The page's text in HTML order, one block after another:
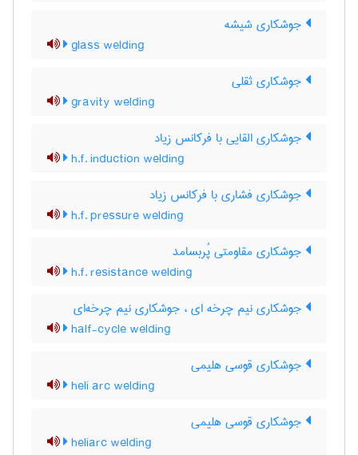
جوشکاری شیشه
glass welding
جوشکاری ثقلی
gravity welding
جوشکاری القایی با فرکانس زیاد
h.f. induction welding
جوشکاری فشاری با فرکانس زیاد
h.f. pressure welding
جوشکاری مقاومتی پُربسامد
h.f. resistance welding
جوشکاری نیم چرخه ای ، جوشکاری نیم چرخه‌ای
half-cycle welding
جوشکاری قوسی هلیمی
heli arc welding
جوشکاری قوسی هلیمی
heliarc welding